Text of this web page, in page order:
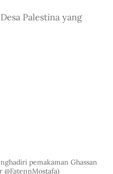
Palestina yang
pemakaman Ghassan
@FatennMostafa)